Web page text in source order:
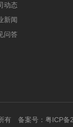
动态
新闻
问答
有 备案号： 粤ICP备